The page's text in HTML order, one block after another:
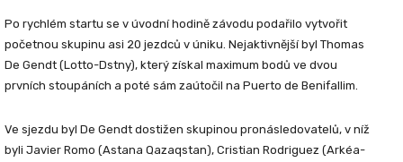
Po rychlém startu se v úvodní hodině závodu podařilo vytvořit
početnou skupinu asi 20 jezdců v úniku. Nejaktivnější byl Thomas
De Gendt (Lotto-Dstny), který získal maximum bodů ve dvou
prvních stoupáních a poté sám zaútočil na Puerto de Benifallim.
Ve sjezdu byl De Gendt dostižen skupinou pronásledovatelů, v níž
byli Javier Romo (Astana Qazaqstan), Cristian Rodriguez (Arkéa-